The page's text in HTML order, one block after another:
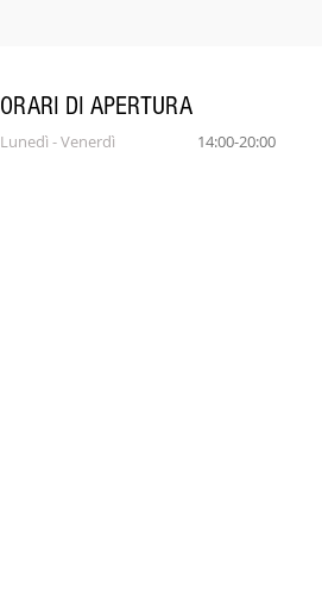
ORARI DI APERTURA
Lunedì - Venerdì 14:00-20:00